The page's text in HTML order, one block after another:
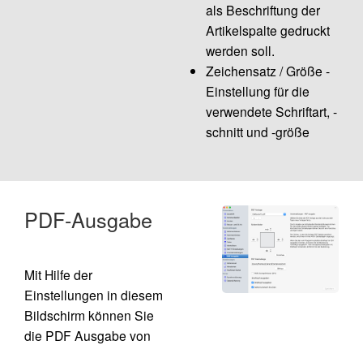
als Beschriftung der
Artikelspalte gedruckt
werden soll.
Zeichensatz / Größe -
Einstellung für die
verwendete Schriftart, -
schnitt und -größe
PDF-Ausgabe
Mit Hilfe der
Einstellungen in diesem
Bildschirm können Sie
die PDF Ausgabe von